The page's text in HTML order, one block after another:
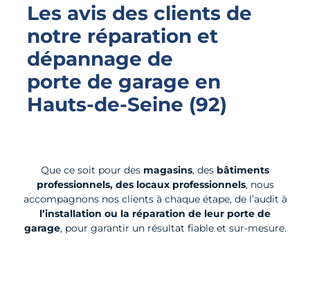
Les avis des clients de
notre réparation et
dépannage de
porte de garage en
Hauts-de-Seine (92)
Que ce soit pour des magasins, des bâtiments
professionnels, des locaux professionnels, nous
accompagnons nos clients à chaque étape, de l’audit à
l’installation ou la réparation de leur porte de
garage, pour garantir un résultat fiable et sur-mesure.